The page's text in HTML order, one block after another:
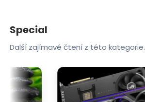
Special
Další zajímavé čtení z této kategorie.